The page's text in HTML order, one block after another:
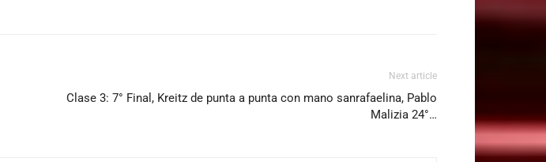
Next article
Clase 3: 7° Final, Kreitz de punta a punta con mano sanrafaelina, Pablo
Malizia 24°…